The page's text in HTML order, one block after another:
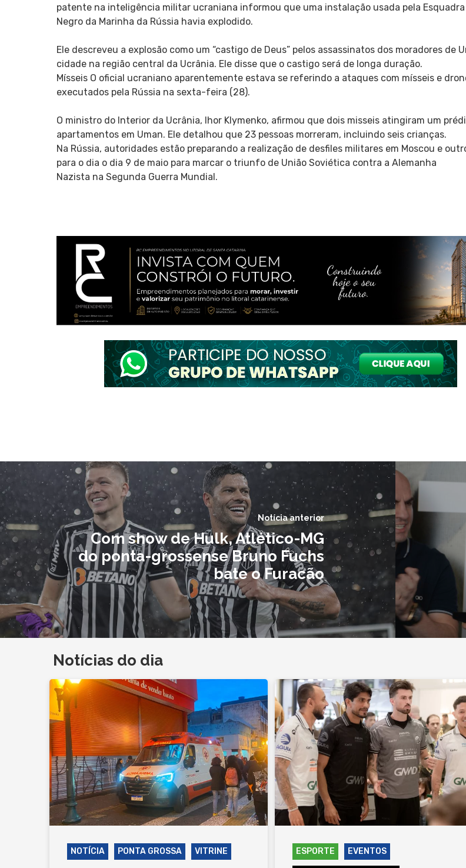
patente na inteligência militar ucraniana informou que uma instalação usada pela Esquadra
Negro da Marinha da Rússia havia explodido.
Ele descreveu a explosão como um “castigo de Deus” pelos assassinatos dos moradores de
cidade na região central da Ucrânia. Ele disse que o castigo será de longa duração.
Mísseis O oficial ucraniano aparentemente estava se referindo a ataques com mísseis e
executados pela Rússia na sexta-feira (28).
O ministro do Interior da Ucrânia, lhor Klymenko, afirmou que dois misseis atingiram um
apartamentos em Uman. Ele detalhou que 23 pessoas morreram, incluindo seis crianças.
Na Rússia, autoridades estão preparando a realização de desfiles militares em Moscou e
para o dia o dia 9 de maio para marcar o triunfo de União Soviética contra a Alemanha
Nazista na Segunda Guerra Mundial.
Notícia anterior
Com show de Hulk, Atlético-MG
do ponta-grossense Bruno Fuchs
bate o Furacão
Notícias do dia
NOTÍCIA PONTA GROSSA VITRINE ESPORTE EVENTOS